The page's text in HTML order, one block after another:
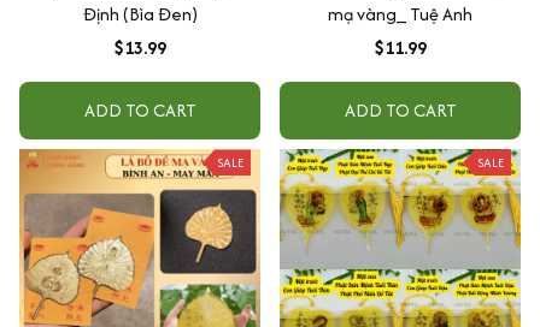
Định (Bìa Đen)
$13.99
ADD TO CART
mạ vàng_ Tuệ Anh
$11.99
ADD TO CART
SALE SALE